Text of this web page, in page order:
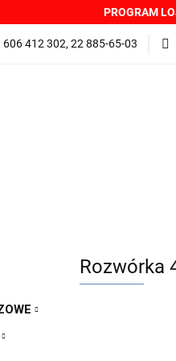
PROGRAM
606 412 302, 22 885-65-03
NOWOŚCI PROMOCJE
Rozwórka